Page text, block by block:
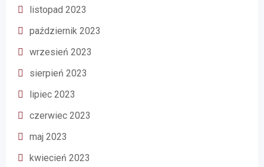
listopad 2023
październik 2023
wrzesień 2023
sierpień 2023
lipiec 2023
czerwiec 2023
maj 2023
kwiecień 2023